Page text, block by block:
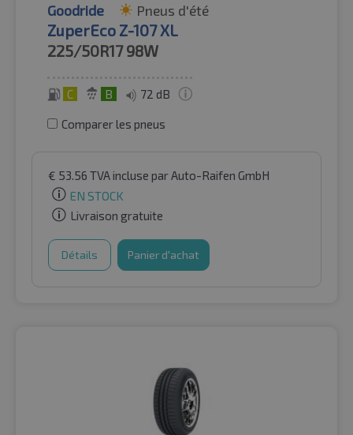
Goodride Pneus d'été
ZuperEco Z-107 XL
225/50R17 98W
C B 72 dB
Comparer les pneus
€ 53.56 TVA incluse par Auto-Raifen GmbH
EN STOCK
Livraison gratuite
Détails Panier d'achat